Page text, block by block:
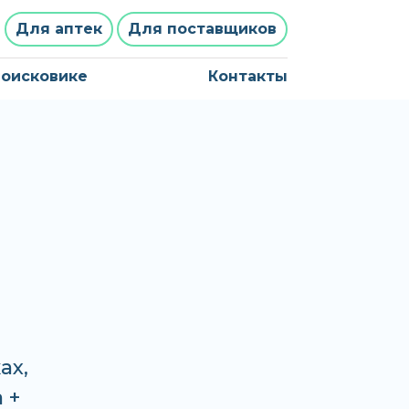
Для аптек Для поставщиков
Контакты
+